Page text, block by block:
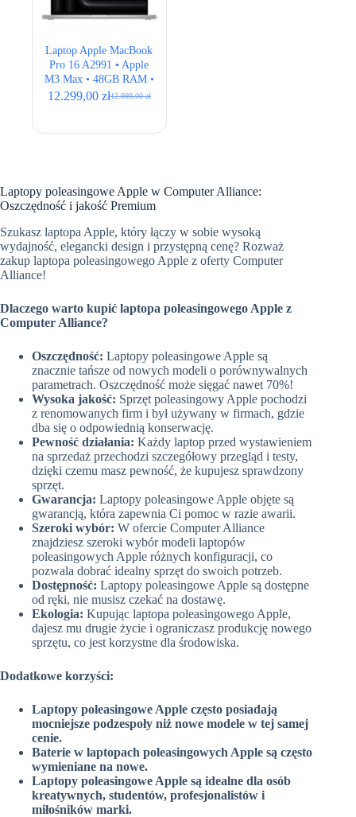
Laptop Apple MacBook
Pro 16 A2991 • Apple
M3 Max • 48GB RAM •
512GB SSD • 16,2″
12.999,00zł
Pierwotna
wynosiła:
12.299,00 zł
Aktualna
wynosi:
Laptopy poleasingowe Apple w Computer Alliance:
Oszczędność i jakość Premium
Szukasz laptopa Apple, który łączy w sobie wysoką
wydajność, elegancki design i przystępną cenę? Rozważ
zakup laptopa poleasingowego Apple z oferty Computer
Alliance!
Dlaczego warto kupić laptopa poleasingowego Apple z
Computer Alliance?
Oszczędność: Laptopy poleasingowe Apple są
znacznie tańsze od nowych modeli o porównywalnych
parametrach. Oszczędność może sięgać nawet 70%!
Wysoka jakość: Sprzęt poleasingowy Apple pochodzi
z renomowanych firm i był używany w firmach, gdzie
dba się o odpowiednią konserwację.
Pewność działania: Każdy laptop przed wystawieniem
na sprzedaż przechodzi szczegółowy przegląd i testy,
dzięki czemu masz pewność, że kupujesz sprawdzony
sprzęt.
Gwarancja: Laptopy poleasingowe Apple objęte są
gwarancją, która zapewnia Ci pomoc w razie awarii.
Szeroki wybór: W ofercie Computer Alliance
znajdziesz szeroki wybór modeli laptopów
poleasingowych Apple różnych konfiguracji, co
pozwala dobrać idealny sprzęt do swoich potrzeb.
Dostępność: Laptopy poleasingowe Apple są dostępne
od ręki, nie musisz czekać na dostawę.
Ekologia: Kupując laptopa poleasingowego Apple,
dajesz mu drugie życie i ograniczasz produkcję nowego
sprzętu, co jest korzystne dla środowiska.
Dodatkowe korzyści:
Laptopy poleasingowe Apple często posiadają
mocniejsze podzespoły niż nowe modele w tej samej
cenie.
Baterie w laptopach poleasingowych Apple są często
wymieniane na nowe.
Laptopy poleasingowe Apple są idealne dla osób
kreatywnych, studentów, profesjonalistów i
miłośników marki.